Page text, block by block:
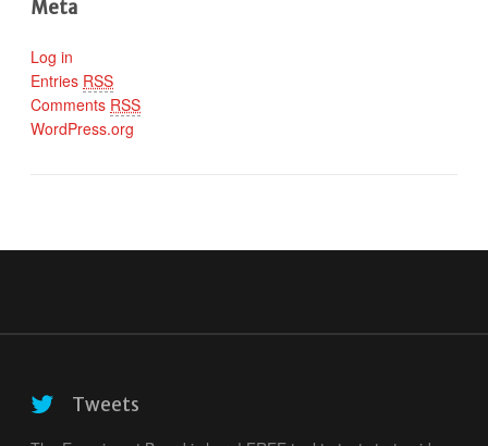
Meta
Log in
Entries RSS
Comments RSS
WordPress.org
Tweets